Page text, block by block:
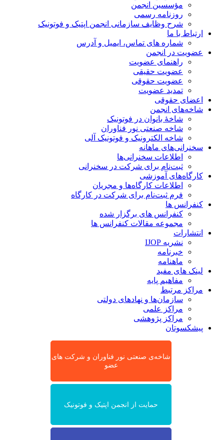
مؤسسین انجمن
روزنامه رسمی
شرح وظایف سازمانی انجمن اپتیک و فوتونیک
ارتباط با ما
شماره های تماس، ایمیل و آدرس
عضویت در انجمن
راهنمای عضویت
عضویت حقیقی
عضویت حقوقی
تمدید عضویت
اعضای حقوقی
شاخه‌های انجمن
شاخۀ بانوان در فوتونیک
شاخه صنعتی نور فناوران
شاخه‌ الکترونیک و فوتونیک آلی
سخنرانی‌های ماهانه
اطلاعات سخنرانی‌‌ها
ثبت‌نام برای شرکت در سخنرانی
کارگاه‌های آموزشی
اطلاعات کارگاه‌ها و مجریان
فرم ثبت‌نام برای شرکت در کارگاه
کنفرانس ها
کنفرانس های برگزار شده
مجموعه مقالات کنفرانس ها
انتشارات
نشریه IJOP
خبرنامه
ماهنامه
لینک های مفید
مفاهیم پایه
مراکز مرتبط
سازمان‌ها و نهادهای دولتی
مراکز علمی
مراکز پژوهشی
پیشکسوتان
شاخه‌ی صنعتی نور فناوران و شرکت های
عضو
حمایت از انجمن اپتیک و فوتونیک